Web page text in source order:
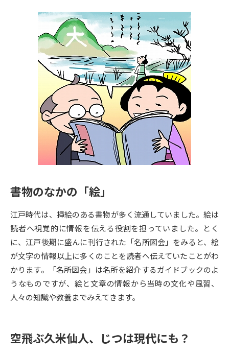
過去問題集
大学・短大以外の資料から請求
専門学校の資料請求 大学院の資料請求
留学・進学関連、塾・予備校
大学入学共通テスト「受験案
内」の請求
大学入学共通テスト「受験上の
配慮案内」の請求
高等学校卒業程度認定試験
幼稚園教員資格認定試験 小学校教員資格認定試験
試験
大学研究 大学検索
大学で学べる内容や特徴を調べる
新増設大学・学部・学科特集
国際・グローバルに強い大学特
集
デジタルパンフレット 進路の３択
書物のなかの「絵」
江戸時代は、挿絵のある書物が多く流通していました。絵は
読者へ視覚的に情報を伝える役割を担っていました。とく
に、江戸後期に盛んに刊行された「名所図会」をみると、絵
が文字の情報以上に多くのことを読者へ伝えていたことがわ
かります。「名所図会」は名所を紹介するガイドブックのよ
うなものですが、絵と文章の情報から当時の文化や風習、
人々の知識や教養までみえてきます。
空飛ぶ久米仙人、じつは現代にも？